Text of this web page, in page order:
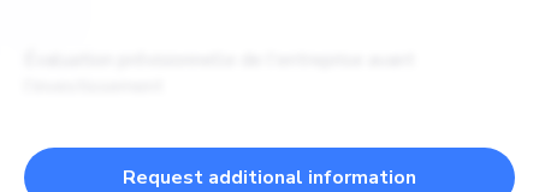
Request additional information